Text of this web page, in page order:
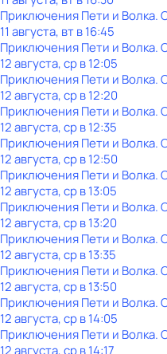
Приключения Пети и Волка.
11 августа, вт в 16:45
Приключения Пети и Волка.
12 августа, ср в 12:05
Приключения Пети и Волка.
12 августа, ср в 12:20
Приключения Пети и Волка.
12 августа, ср в 12:35
Приключения Пети и Волка.
12 августа, ср в 12:50
Приключения Пети и Волка.
12 августа, ср в 13:05
Приключения Пети и Волка.
12 августа, ср в 13:20
Приключения Пети и Волка.
12 августа, ср в 13:35
Приключения Пети и Волка.
12 августа, ср в 13:50
Приключения Пети и Волка.
12 августа, ср в 14:05
Приключения Пети и Волка.
12 августа, ср в 14:17